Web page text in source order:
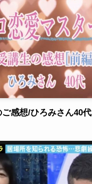
ご感想/ひろみさん40代